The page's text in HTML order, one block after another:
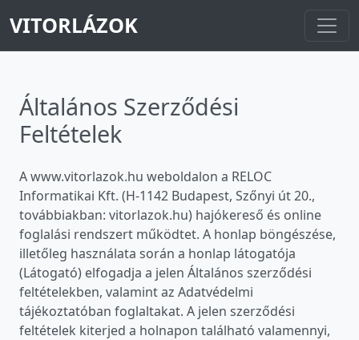
VITORLÁZOK
Általános Szerződési
Feltételek
A www.vitorlazok.hu weboldalon a RELOC
Informatikai Kft. (H-1142 Budapest, Szőnyi út 20.,
továbbiakban: vitorlazok.hu) hajókereső és online
foglalási rendszert működtet. A honlap böngészése,
illetőleg használata során a honlap látogatója
(Látogató) elfogadja a jelen Általános szerződési
feltételekben, valamint az Adatvédelmi
tájékoztatóban foglaltakat. A jelen szerződési
feltételek kiterjed a holnapon található valamennyi,